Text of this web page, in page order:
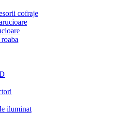
cofraje
iluminat